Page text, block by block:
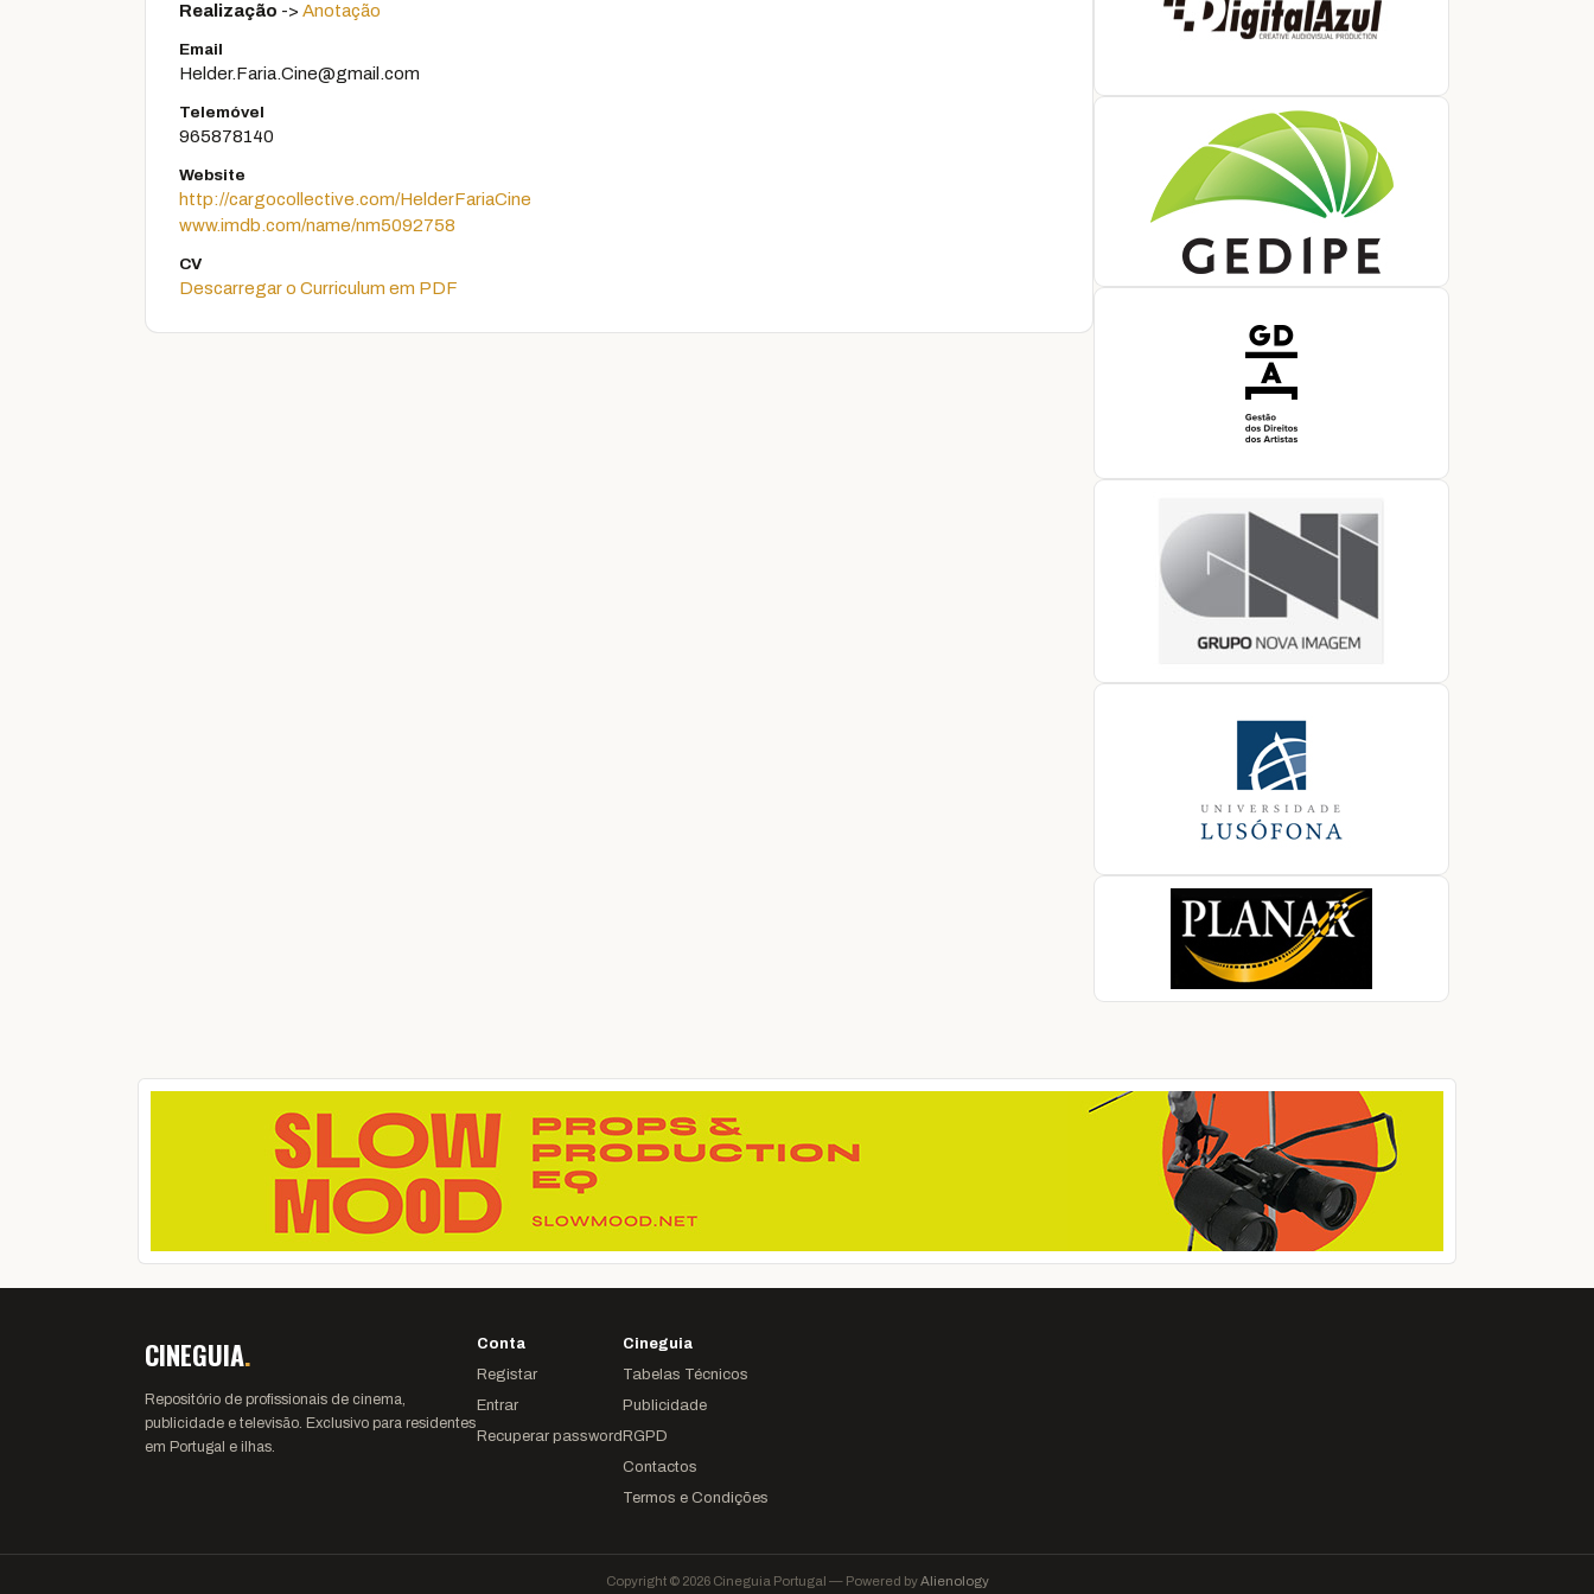
Realização -> Anotação
Email
Helder.Faria.Cine@gmail.com
Telemóvel
965878140
Website
http://cargocollective.com/HelderFariaCine
www.imdb.com/name/nm5092758
CV
Descarregar o Curriculum em PDF
CINEGUIA.
Repositório de profissionais de cinema,
publicidade e televisão. Exclusivo para residentes
em Portugal e ilhas.
Conta
Registar
Entrar
Recuperar password
Cineguia
Tabelas Técnicos
Publicidade
RGPD
Contactos
Termos e Condições
Copyright © 2026 Cineguia Portugal — Powered byAlienology